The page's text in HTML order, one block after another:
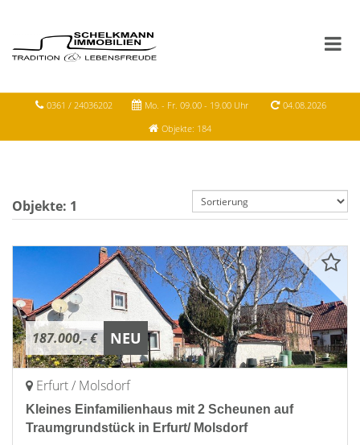
0361 / 24036202 Mo. - Fr. 09.00 - 19.00 Uhr
04.08.2026
Objekte: 184
Objekte: 1
187.000,- € NEU
Erfurt / Molsdorf
Kleines Einfamilienhaus mit 2 Scheunen auf
Traumgrundstück in Erfurt/ Molsdorf